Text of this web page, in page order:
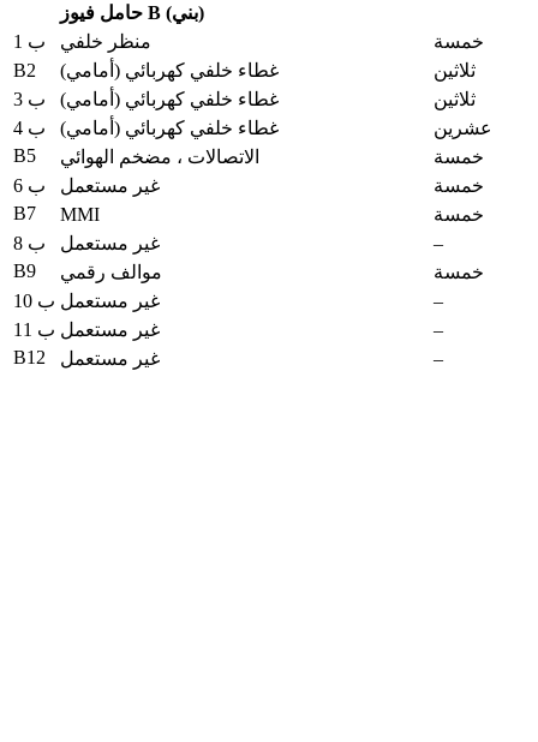
حامل فيوز B (بني)
ب 1
منظر خلفي
خمسة
B2
غطاء خلفي كهربائي (أمامي)
ثلاثين
ب 3
غطاء خلفي كهربائي (أمامي)
ثلاثين
ب 4
غطاء خلفي كهربائي (أمامي)
عشرين
B5
الاتصالات ، مضخم الهوائي
خمسة
ب 6
غير مستعمل
خمسة
B7
MMI
خمسة
ب 8
غير مستعمل
–
B9
موالف رقمي
خمسة
ب 10 غير مستعمل
–
ب 11 غير مستعمل
–
B12
غير مستعمل –